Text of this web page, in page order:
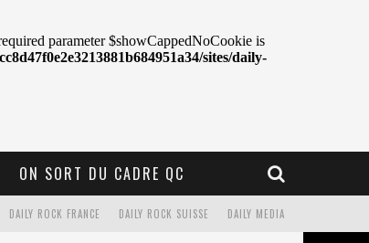
ON SORT DU CADRE QC
DAILY MEDIA
DAILY ROCK SUISSE
DAILY ROCK FRANCE